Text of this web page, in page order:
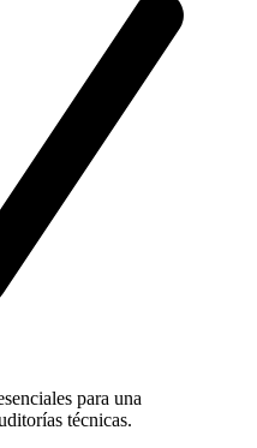
para una
técnicas.